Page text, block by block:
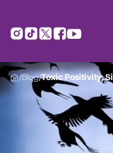
Kartu Perdana AXIS Suka-
/Blog/Toxic Positivity,